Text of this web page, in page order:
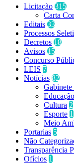
Licitação 315
Carta
Editais 33
Processos
Decretos 18
Avisos 15
Concurso
LEIS 7
Notícias 82
Educação
Cultura 2
Esporte 1
Meio
Portarias 5
Não
Transparência
Ofícios 1